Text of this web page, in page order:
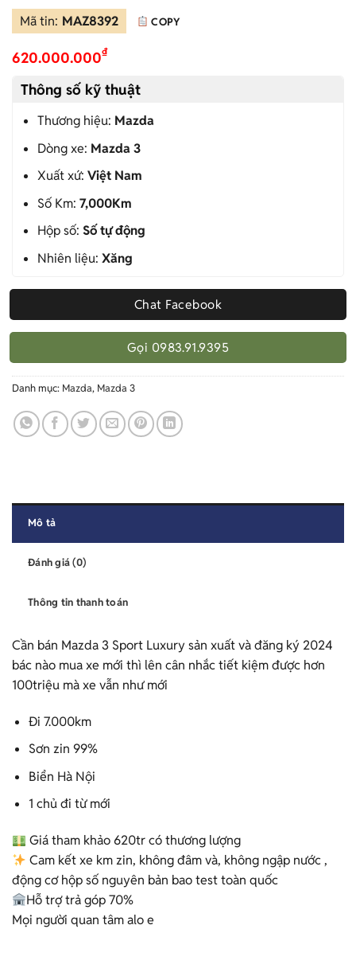
Mã tin: MAZ8392 COPY
620.000.000₫
Thông số kỹ thuật
Thương hiệu: Mazda
Dòng xe: Mazda 3
Xuất xứ: Việt Nam
Số Km: 7,000Km
Hộp số: Số tự động
Nhiên liệu: Xăng
Chat Facebook
Gọi 0983.91.9395
Danh mục: Mazda, Mazda 3
Mô tả
Đánh giá (0)
Thông tin thanh toán
Cần bán Mazda 3 Sport Luxury sản xuất và đăng ký 2024
bác nào mua xe mới thì lên cân nhắc tiết kiệm được hơn
100triệu mà xe vẫn như mới
Đi 7.000km
Sơn zin 99%
Biển Hà Nội
1 chủ đi từ mới
Giá tham khảo 620tr có thương lượng
Cam kết xe km zin, không đâm và, không ngập nước ,
động cơ hộp số nguyên bản bao test toàn quốc
Hỗ trợ trả góp 70%
Mọi người quan tâm alo e